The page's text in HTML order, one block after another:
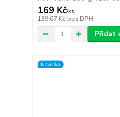
169 Kč/ks
139,67 Kč bez DPH
Přidat
Novinka